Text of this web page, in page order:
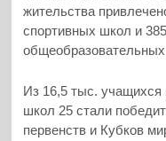
жительства
спортивных школ и
Из 16,5 тыс.
школ 25 стали
первенств и Кубков